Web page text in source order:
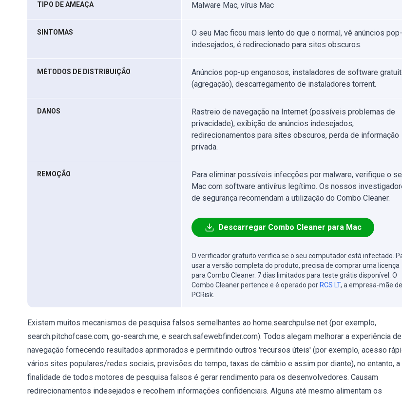
TIPO DE AMEAÇA Malware Mac, vírus Mac
SINTOMAS
O seu Mac ficou mais lento do que o normal, vê anúncios
indesejados, é redirecionado para sites obscuros.
MÉTODOS DE DISTRIBUIÇÃO
Anúncios pop-up enganosos, instaladores de software
(agregação), descarregamento de instaladores torrent.
DANOS
Rastreio de navegação na Internet (possíveis problemas de
privacidade), exibição de anúncios indesejados,
redirecionamentos para sites obscuros, perda de informação
privada.
REMOÇÃO
Para eliminar possíveis infecções por malware, verifique o
Mac com software antivírus legítimo. Os nossos
de segurança recomendam a utilização do Combo Cleaner.
Descarregar Combo Cleaner para Mac
O verificador gratuito verifica se o seu computador está infectado.
usar a versão completa do produto, precisa de comprar uma licença
para Combo Cleaner. 7 dias limitados para teste grátis disponível. O
Combo Cleaner pertence e é operado por RCS LT, a empresa-mãe de
PCRisk.
Existem muitos mecanismos de pesquisa falsos semelhantes ao home.searchpulse.net (por exemplo,
search.pitchofcase.com, go-search.me, e search.safewebfinder.com). Todos alegam melhorar a experiência de
navegação fornecendo resultados aprimorados e permitindo outros 'recursos úteis' (por exemplo, acesso
vários sites populares/redes sociais, previsões do tempo, taxas de câmbio e assim por diante), no entanto, a
finalidade de todos motores de pesquisa falsos é gerar rendimento para os desenvolvedores. Causam
redirecionamentos indesejados e recolhem informações confidenciais. Alguns até mesmo alimentam os